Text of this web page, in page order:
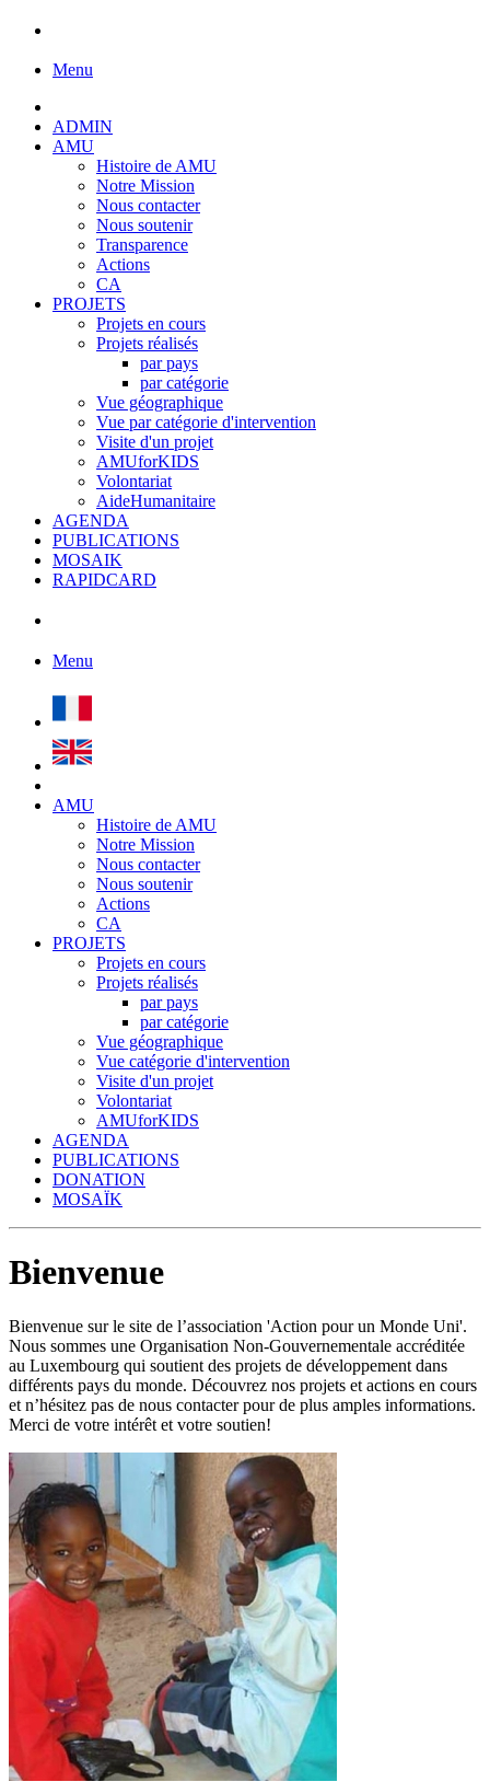
Menu
ADMIN
AMU
Histoire de AMU
Notre Mission
Nous contacter
Nous soutenir
Transparence
Actions
CA
PROJETS
Projets en cours
Projets réalisés
par pays
par catégorie
Vue géographique
Vue par catégorie d'intervention
Visite d'un projet
AMUforKIDS
Volontariat
AideHumanitaire
AGENDA
PUBLICATIONS
MOSAIK
RAPIDCARD
Menu
AMU
Histoire de AMU
Notre Mission
Nous contacter
Nous soutenir
Actions
CA
PROJETS
Projets en cours
Projets réalisés
par pays
par catégorie
Vue géographique
Vue catégorie d'intervention
Visite d'un projet
Volontariat
AMUforKIDS
AGENDA
PUBLICATIONS
DONATION
MOSAÏK
Bienvenue
Bienvenue sur le site de l’association 'Action pour un Monde Uni'.
Nous sommes une Organisation Non-Gouvernementale accréditée
au Luxembourg qui soutient des projets de développement dans
différents pays du monde. Découvrez nos projets et actions en cours
et n’hésitez pas de nous contacter pour de plus amples informations.
Merci de votre intérêt et votre soutien!